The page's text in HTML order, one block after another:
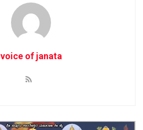
voice of janata